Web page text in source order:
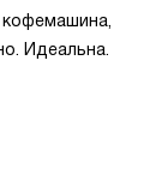
Идеальна.